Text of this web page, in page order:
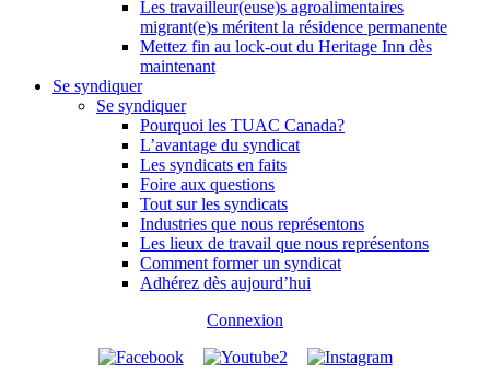
Les travailleur(euse)s agroalimentaires
migrant(e)s méritent la résidence permanente
Mettez fin au lock-out du Heritage Inn dès
maintenant
Se syndiquer
Se syndiquer
Pourquoi les TUAC Canada?
L’avantage du syndicat
Les syndicats en faits
Foire aux questions
Tout sur les syndicats
Industries que nous représentons
Les lieux de travail que nous représentons
Comment former un syndicat
Adhérez dès aujourd’hui
Connexion